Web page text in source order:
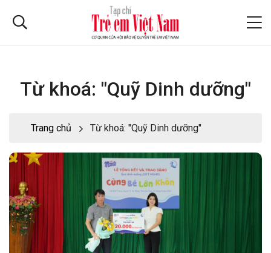
Từ khoá: "Quỹ Dinh dưỡng"
Trang chủ Từ khoá: "Quỹ Dinh dưỡng"